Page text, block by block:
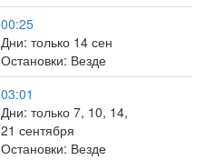
00:25
Дни: только 14 сен
Остановки: Везде
03:01
Дни: только 7, 10, 14,
21 сентября
Остановки: Везде